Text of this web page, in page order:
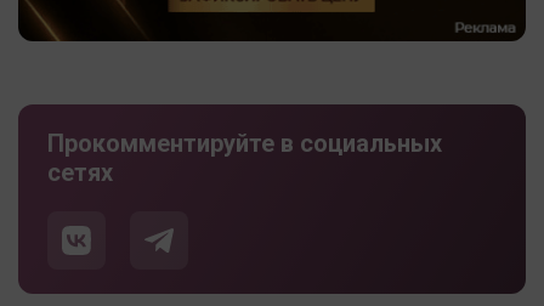
Прокомментируйте в социальных
сетях